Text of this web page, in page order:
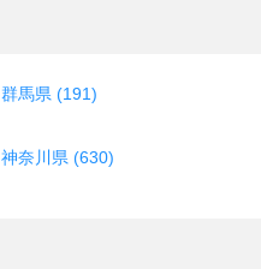
群馬県 (191)
神奈川県 (630)